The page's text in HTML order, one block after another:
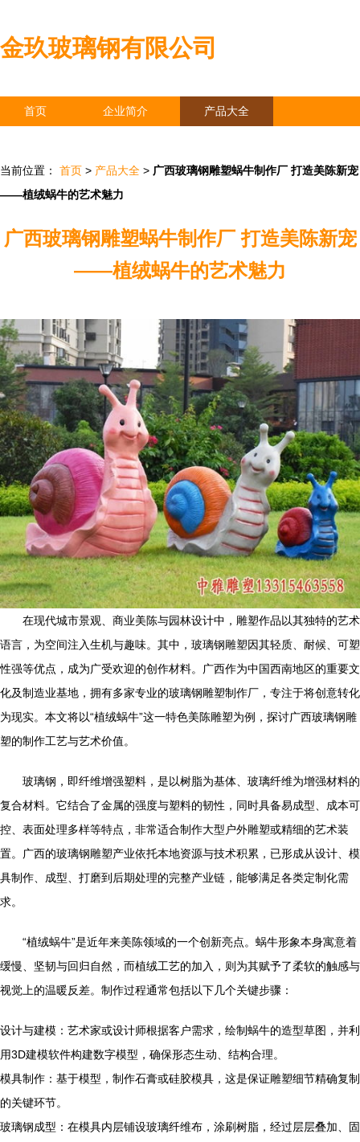
金玖玻璃钢有限公司
首页 企业简介 产品大全
当前位置： 首页 > 产品大全 > 广西玻璃钢雕塑蜗牛制作厂 打造美陈新宠
——植绒蜗牛的艺术魅力
广西玻璃钢雕塑蜗牛制作厂 打造美陈新宠
——植绒蜗牛的艺术魅力
在现代城市景观、商业美陈与园林设计中，雕塑作品以其独特的艺术
语言，为空间注入生机与趣味。其中，玻璃钢雕塑因其轻质、耐候、可塑
性强等优点，成为广受欢迎的创作材料。广西作为中国西南地区的重要文
化及制造业基地，拥有多家专业的玻璃钢雕塑制作厂，专注于将创意转化
为现实。本文将以“植绒蜗牛”这一特色美陈雕塑为例，探讨广西玻璃钢雕
塑的制作工艺与艺术价值。
玻璃钢，即纤维增强塑料，是以树脂为基体、玻璃纤维为增强材料的
复合材料。它结合了金属的强度与塑料的韧性，同时具备易成型、成本可
控、表面处理多样等特点，非常适合制作大型户外雕塑或精细的艺术装
置。广西的玻璃钢雕塑产业依托本地资源与技术积累，已形成从设计、模
具制作、成型、打磨到后期处理的完整产业链，能够满足各类定制化需
求。
“植绒蜗牛”是近年来美陈领域的一个创新亮点。蜗牛形象本身寓意着
缓慢、坚韧与回归自然，而植绒工艺的加入，则为其赋予了柔软的触感与
视觉上的温暖反差。制作过程通常包括以下几个关键步骤：
设计与建模：艺术家或设计师根据客户需求，绘制蜗牛的造型草图，并利
用3D建模软件构建数字模型，确保形态生动、结构合理。
模具制作：基于模型，制作石膏或硅胶模具，这是保证雕塑细节精确复制
的关键环节。
玻璃钢成型：在模具内层铺设玻璃纤维布，涂刷树脂，经过层层叠加、固